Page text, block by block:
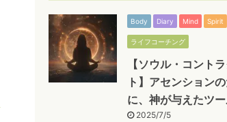
Body Diary Mind Spirit
ライフコーチング
【ソウル・コント
ト】アセンション
に、神が与えたツー
2025/7/5